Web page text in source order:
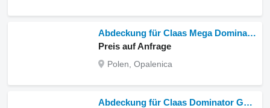
Abdeckung für Claas Mega Dominator 113
Preis auf Anfrage
Polen, Opalenica
Abdeckung für Claas Dominator Getreideernter